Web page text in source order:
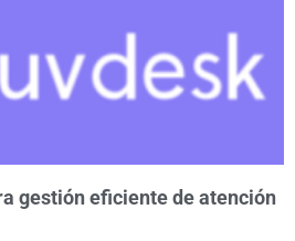
gestión eficiente de atención